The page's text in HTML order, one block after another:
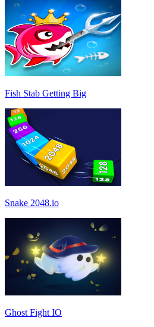
Fish Stab Getting Big
Snake 2048.io
Ghost Fight IO